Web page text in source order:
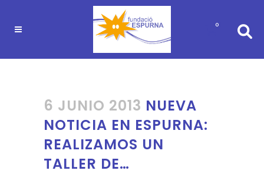
0
6 JUNIO 2013 NUEVA
NOTICIA EN ESPURNA:
REALIZAMOS UN
TALLER DE…